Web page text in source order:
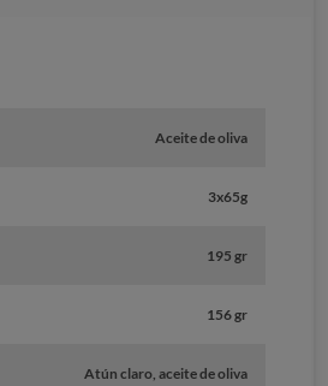
Aceite de oliva
3x65g
195 gr
156 gr
Atún claro, aceite de oliva